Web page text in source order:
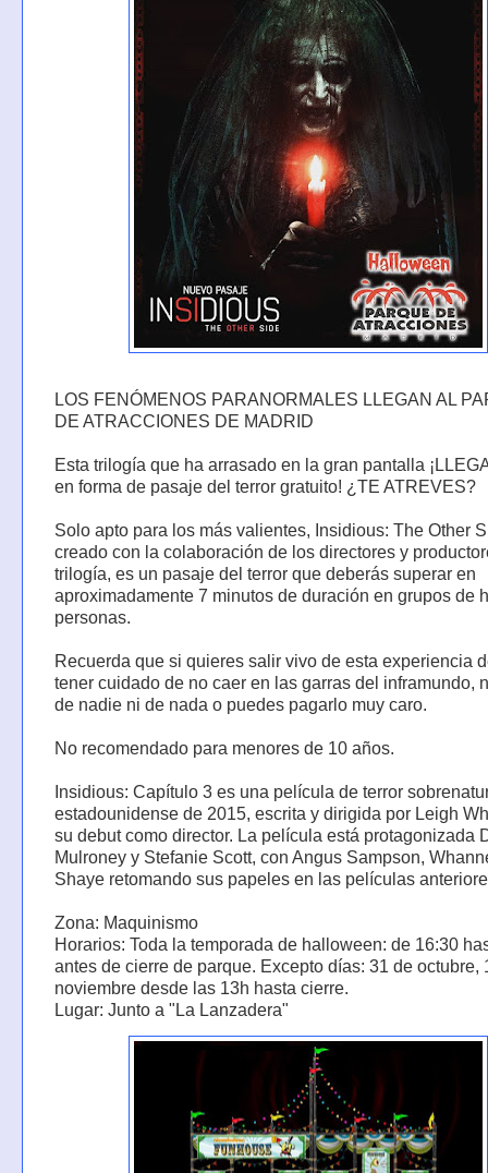
LOS FENÓMENOS PARANORMALES LLEGAN AL
DE ATRACCIONES DE MADRID
Esta trilogía que ha arrasado en la gran pantalla
en forma de pasaje del terror gratuito! ¿TE ATREVES?
Solo apto para los más valientes, Insidious: The Other
creado con la colaboración de los directores y
trilogía, es un pasaje del terror que deberás superar en
aproximadamente 7 minutos de duración en grupos de
personas.
Recuerda que si quieres salir vivo de esta experiencia
tener cuidado de no caer en las garras del inframundo,
de nadie ni de nada o puedes pagarlo muy caro.
No recomendado para menores de 10 años.
Insidious: Capítulo 3 es una película de terror
estadounidense de 2015, escrita y dirigida por Leigh
su debut como director. La película está protagonizada
Mulroney y Stefanie Scott, con Angus Sampson,
Shaye retomando sus papeles en las películas
Zona: Maquinismo
Horarios: Toda la temporada de halloween: de 16:30
antes de cierre de parque. Excepto días: 31 de octubre,
noviembre desde las 13h hasta cierre.
Lugar: Junto a "La Lanzadera"